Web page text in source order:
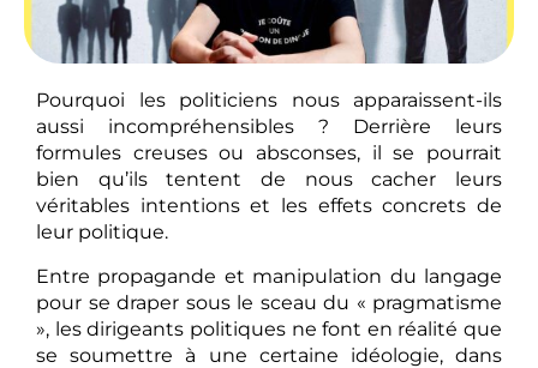
Pourquoi les politiciens nous apparaissent-ils
aussi incompréhensibles ? Derrière leurs
formules creuses ou absconses, il se pourrait
bien qu’ils tentent de nous cacher leurs
véritables intentions et les effets concrets de
leur politique.
Entre propagande et manipulation du langage
pour se draper sous le sceau du « pragmatisme
», les dirigeants politiques ne font en réalité que
se soumettre à une certaine idéologie, dans